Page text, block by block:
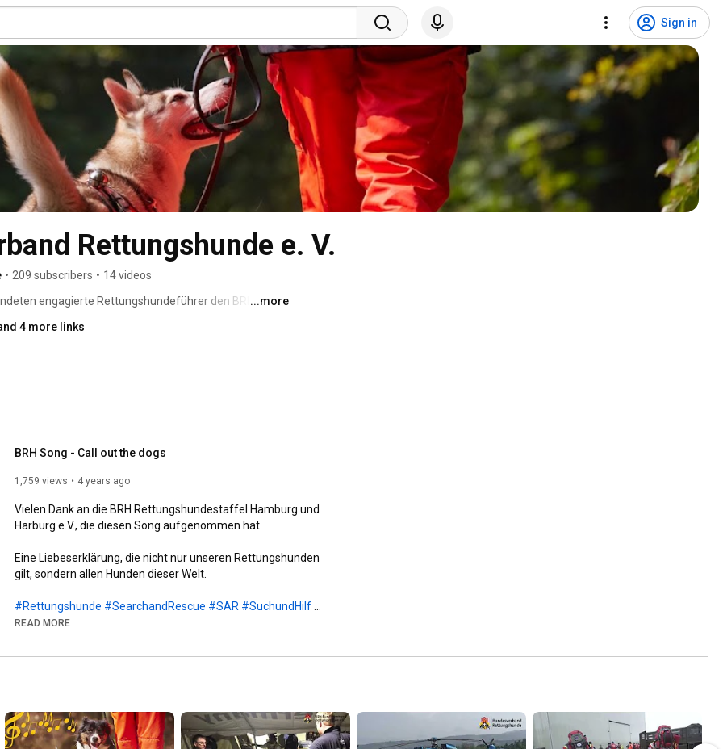
Sign in
Rettungshunde e. V.
• 209 subscribers • 14 videos
engagierte Rettungshundeführer den BRH
Mitglieder engagieren sich in rund 100
Sie kommen zum Einsatz, wenn jede
Unfällen und in Katastrophensituationen, schnell
...more
4 more links
BRH Song - Call out the dogs
1,759 views 4 years ago
Vielen Dank an die BRH Rettungshundestaffel Hamburg und
Harburg e.V., die diesen Song aufgenommen hat.
Eine Liebeserklärung, die nicht nur unseren Rettungshunden
gilt, sondern allen Hunden dieser Welt.
#Rettungshunde #SearchandRescue #SAR #SuchundHilf
#BRH#K9
READ MORE